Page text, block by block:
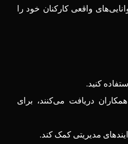
واقعی کارکنان خود را
کنید.
دریافت می‌کنند، برای
مدیریتی کمک کند.